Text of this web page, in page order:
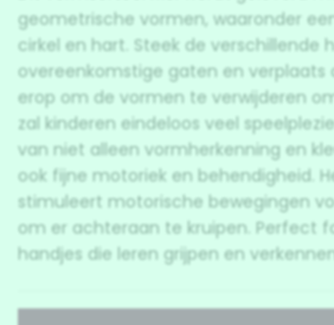
geometrische vormen, waaronder
cirkel en hart. Steek de verschillende
overeenkomstige gaten en verplaats
erop om de vormen te verwijderen
zal kinderen eindeloos veel
van niet alleen vormherkenning en
ook fijne motoriek en behendigheid.
stimuleert motorische bewegingen
om er achteraan te kruipen. Perfect
handjes die leren grijpen en